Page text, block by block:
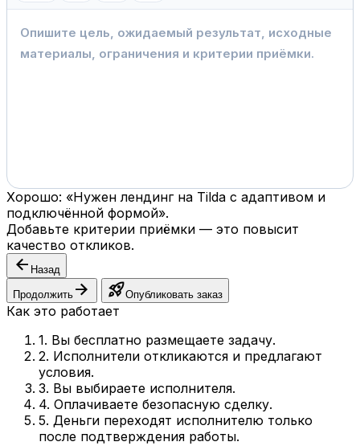
Хорошо: «Нужен лендинг на Tilda с адаптивом и
подключённой формой».
Добавьте критерии приёмки — это повысит
качество откликов.
arrow_back Назад
Продолжить arrow_forward rocket_launchОпубликовать заказ
Как это работает
1. Вы бесплатно размещаете задачу.
2. Исполнители откликаются и предлагают
условия.
3. Вы выбираете исполнителя.
4. Оплачиваете безопасную сделку.
5. Деньги переходят исполнителю только
после подтверждения работы.